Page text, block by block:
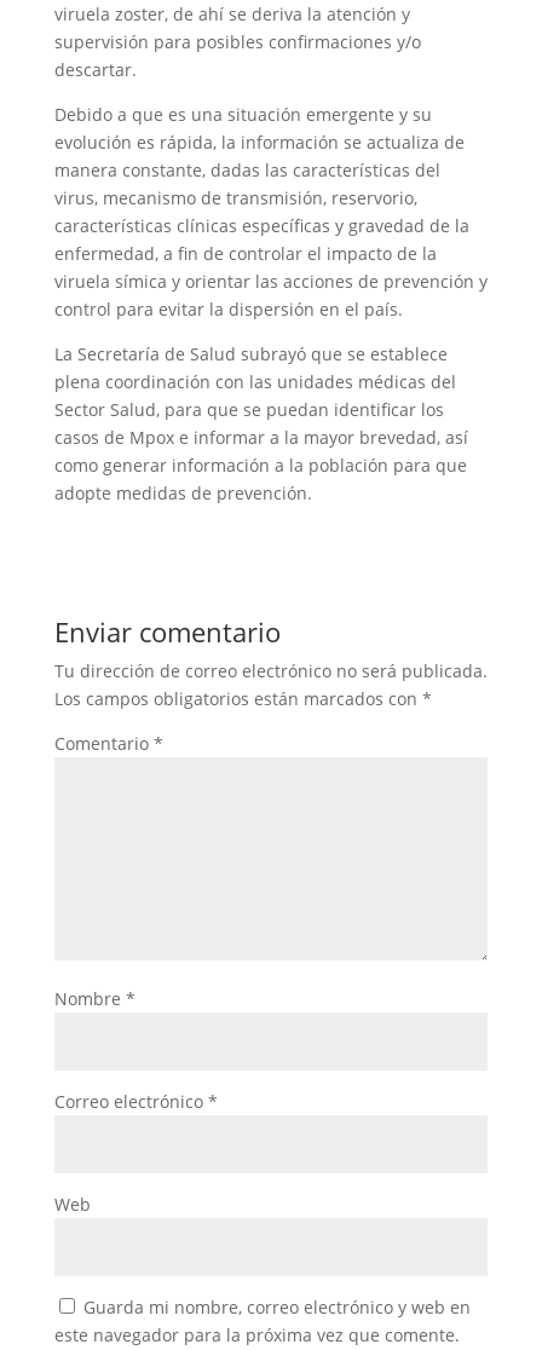
viruela zoster, de ahí se deriva la atención y
supervisión para posibles confirmaciones y/o
descartar.
Debido a que es una situación emergente y su
evolución es rápida, la información se actualiza de
manera constante, dadas las características del
virus, mecanismo de transmisión, reservorio,
características clínicas específicas y gravedad de la
enfermedad, a fin de controlar el impacto de la
viruela símica y orientar las acciones de prevención y
control para evitar la dispersión en el país.
La Secretaría de Salud subrayó que se establece
plena coordinación con las unidades médicas del
Sector Salud, para que se puedan identificar los
casos de Mpox e informar a la mayor brevedad, así
como generar información a la población para que
adopte medidas de prevención.
Enviar comentario
Tu dirección de correo electrónico no será publicada.
Los campos obligatorios están marcados con *
Comentario *
Nombre *
Correo electrónico *
Web
Guarda mi nombre, correo electrónico y web en
este navegador para la próxima vez que comente.